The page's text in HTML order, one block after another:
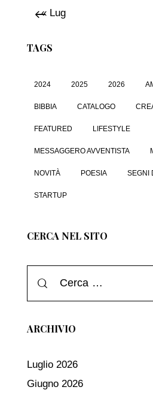
« Lug
TAGS
2024 2025 2026
BIBBIA CATALOGO
FEATURED LIFESTYLE
MESSAGGERO AVVENTISTA
NOVITÀ POESIA SEGNI
STARTUP
CERCA NEL SITO
ARCHIVIO
Luglio 2026
Giugno 2026